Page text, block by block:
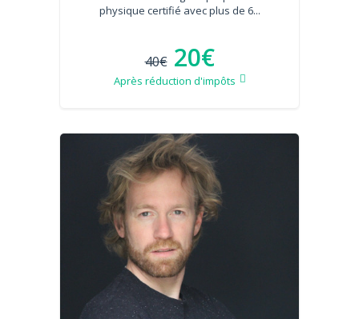
physique certifié avec plus de 6...
40€ 20€
Après réduction d'impôts